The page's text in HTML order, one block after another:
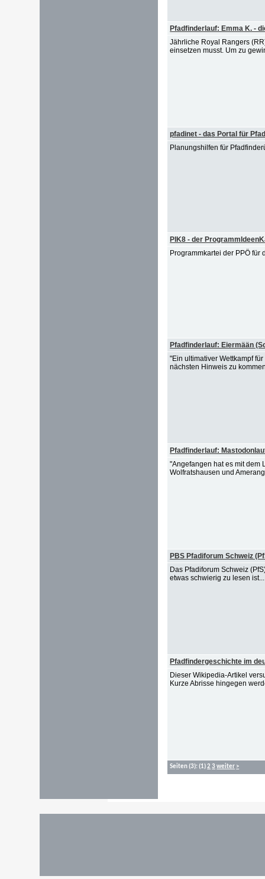
Pfadfinderlauf: Emma K. -
Jährliche Royal Rangers
einsetzen musst. Um zu
pfadinet - das Portal für
Planungshilfen für
PIK8 - der
Programmkartei der PPÖ
Pfadfinderlauf: Eiermään
"Ein ultimativer Wettkampf
nächsten Hinweis zu
Pfadfinderlauf:
"Angefangen hat es mit dem
Wolfratshausen und
PBS Pfadiforum Schweiz
Das Pfadiforum Schweiz
etwas schwierig zu lesen
Pfadfindergeschichte im
Dieser Wikipedia-Artikel
Kurze Abrisse hingegen
Seiten(3):(1) 2 3 weiter >